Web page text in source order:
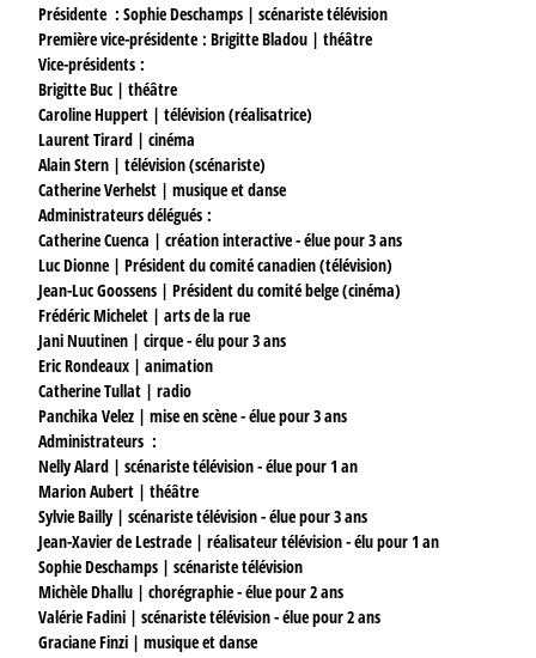
Présidente : Sophie Deschamps | scénariste télévision
Première vice-présidente : Brigitte Bladou | théâtre
Vice-présidents :
Brigitte Buc | théâtre
Caroline Huppert | télévision (réalisatrice)
Laurent Tirard | cinéma
Alain Stern | télévision (scénariste)
Catherine Verhelst | musique et danse
Administrateurs délégués :
Catherine Cuenca | création interactive - élue pour 3 ans
Luc Dionne | Président du comité canadien (télévision)
Jean-Luc Goossens | Président du comité belge (cinéma)
Frédéric Michelet | arts de la rue
Jani Nuutinen | cirque - élu pour 3 ans
Eric Rondeaux | animation
Catherine Tullat | radio
Panchika Velez | mise en scène - élue pour 3 ans
Administrateurs :
Nelly Alard | scénariste télévision - élue pour 1 an
Marion Aubert | théâtre
Sylvie Bailly | scénariste télévision - élue pour 3 ans
Jean-Xavier de Lestrade | réalisateur télévision - élu pour 1 an
Sophie Deschamps | scénariste télévision
Michèle Dhallu | chorégraphie - élue pour 2 ans
Valérie Fadini | scénariste télévision - élue pour 2 ans
Graciane Finzi | musique et danse